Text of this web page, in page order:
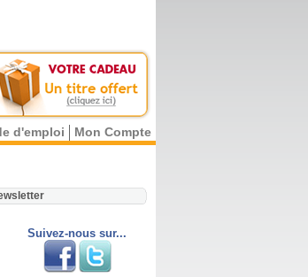
d'emploi Mon Compte
Suivez-nous sur...